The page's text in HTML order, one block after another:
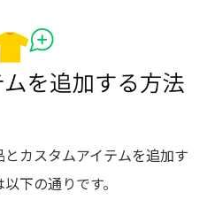
カスタムアイテムを追加す
下の通りです。